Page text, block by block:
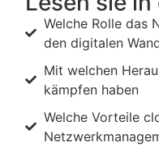
Welche Rolle das
den digitalen
Mit welchen
kämpfen haben
Welche Vorteile